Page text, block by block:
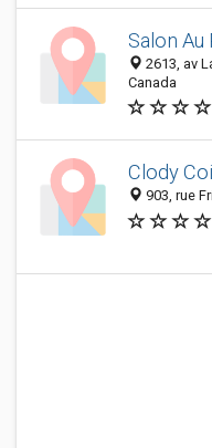
Salon Au
2613, av
Canada
Clody
903, rue